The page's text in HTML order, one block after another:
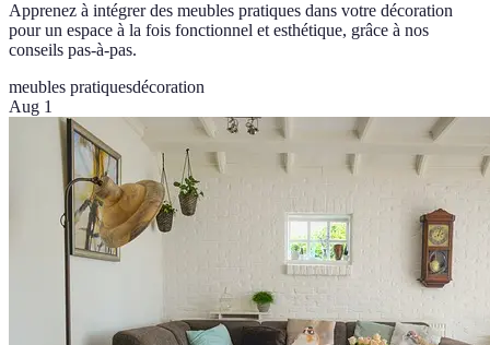
Apprenez à intégrer des meubles pratiques dans votre décoration
pour un espace à la fois fonctionnel et esthétique, grâce à nos
conseils pas-à-pas.
meubles pratiquesdécoration
Aug 1